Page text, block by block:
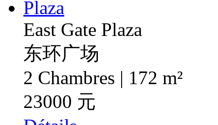
East Gate Plaza
东环广场
2 Chambres | 172 m²
23000 元